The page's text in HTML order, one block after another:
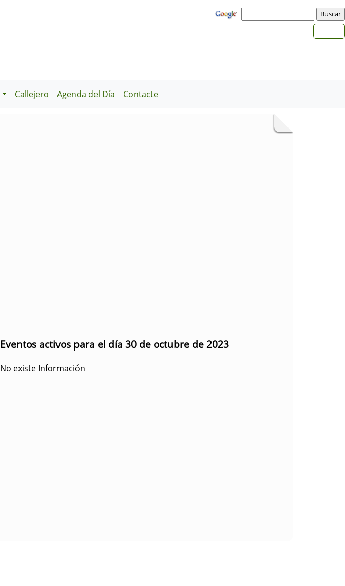
Callejero Agenda del Día Contacte
Eventos activos para el día 30 de octubre de 2023
No existe Información